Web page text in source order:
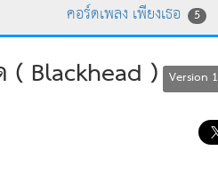
คอร์ดเพลง เพียงเธอ 5
( Blackhead ) Version 1